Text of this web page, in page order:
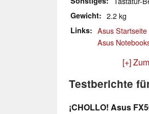
Gewicht 2.2 kg
Links
Asus Startseite
Asus
[+]
Testberichte
¡CHOLLO! Asus